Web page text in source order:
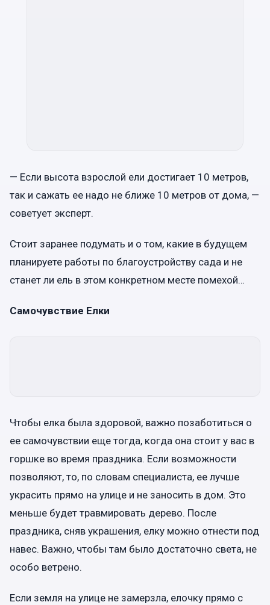
— Если высота взрослой ели достигает 10 метров,
так и сажать ее надо не ближе 10 метров от дома, —
советует эксперт.
Стоит заранее подумать и о том, какие в будущем
планируете работы по благоустройству сада и не
станет ли ель в этом конкретном месте помехой…
Самочувствие Елки
Чтобы елка была здоровой, важно позаботиться о
ее самочувствии еще тогда, когда она стоит у вас в
горшке во время праздника. Если возможности
позволяют, то, по словам специалиста, ее лучше
украсить прямо на улице и не заносить в дом. Это
меньше будет травмировать дерево. После
праздника, сняв украшения, елку можно отнести под
навес. Важно, чтобы там было достаточно света, не
особо ветрено.
Если земля на улице не замерзла, елочку прямо с